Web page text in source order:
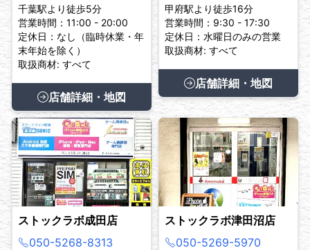
千葉駅より徒歩5分
営業時間：11:00 - 20:00
定休日：なし（臨時休業・年
末年始を除く）
取扱商材: すべて
店舗詳細・地図
甲府駅より徒歩16分
営業時間：9:30 - 17:30
定休日：水曜日のみの営業
取扱商材: すべて
店舗詳細・地図
ストックラボ成田店
050-5268-8313
ストックラボ津田沼店
050-5269-5970